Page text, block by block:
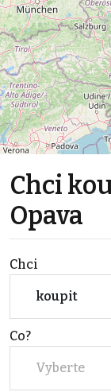
Chci
Opava
Chci
koupit
Co?
Vyberte